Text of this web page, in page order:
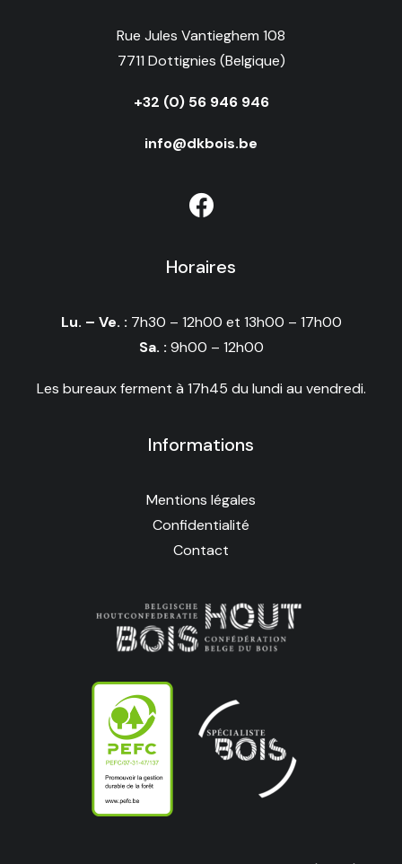
Rue Jules Vantieghem 108
7711 Dottignies (Belgique)
+32 (0) 56 946 946
info@dkbois.be
Horaires
Lu. – Ve. : 7h30 – 12h00 et 13h00 – 17h00
Sa. : 9h00 – 12h00
Les bureaux ferment à 17h45 du lundi au vendredi.
Informations
Mentions légales
Confidentialité
Contact